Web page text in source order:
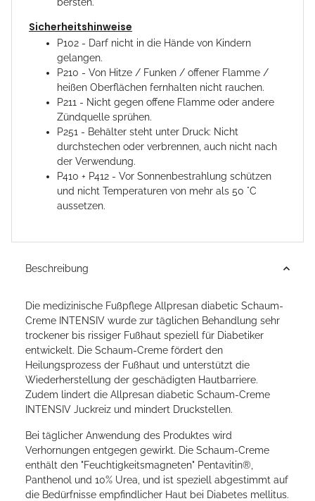
Sicherheitshinweise
P102 - Darf nicht in die Hände von Kindern
gelangen.
P210 - Von Hitze / Funken / offener Flamme /
heißen Oberflächen fernhalten nicht rauchen.
P211 - Nicht gegen offene Flamme oder andere
Zündquelle sprühen.
P251 - Behälter steht unter Druck: Nicht
durchstechen oder verbrennen, auch nicht nach
der Verwendung.
P410 + P412 - Vor Sonnenbestrahlung schützen
und nicht Temperaturen von mehr als 50 °C
aussetzen.
Beschreibung
Die medizinische Fußpflege Allpresan diabetic Schaum-
Creme INTENSIV wurde zur täglichen Behandlung sehr
trockener bis rissiger Fußhaut speziell für Diabetiker
entwickelt. Die Schaum-Creme fördert den
Heilungsprozess der Fußhaut und unterstützt die
Wiederherstellung der geschädigten Hautbarriere.
Zudem lindert die Allpresan diabetic Schaum-Creme
INTENSIV Juckreiz und mindert Druckstellen.
Bei täglicher Anwendung des Produktes wird
Verhornungen entgegen gewirkt. Die Schaum-Creme
enthält den "Feuchtigkeitsmagneten" Pentavitin®,
Panthenol und 10% Urea, und ist speziell abgestimmt auf
die Bedürfnisse empfindlicher Haut bei Diabetes mellitus.